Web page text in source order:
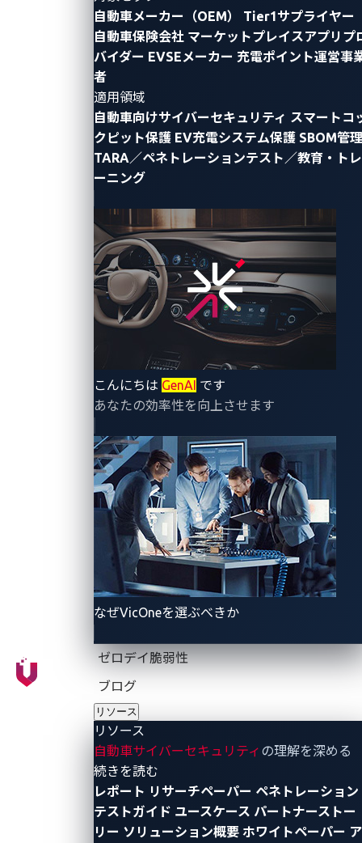
自動車メーカー（OEM）
Tier1サプライヤー
自動車保険会社 マーケットプレイスアプリプ
バイダー EVSEメーカー 充電ポイント運営事
者
適用領域
自動車向けサイバーセキュリティ スマートコ
クピット保護 EV充電システム保護 SBOM管理
TARA／ペネトレーションテスト／教育・トレ
ーニング
こんにちは GenAI です
あなたの効率性を向上させます
なぜVicOneを選ぶべきか
ゼロデイ脆弱性
ブログ
リソース
リソース
自動車サイバーセキュリティ の理解を深める
続きを読む
レポート リサーチペーパー ペネトレーション
テストガイド ユースケース パートナーストー
リー ソリューション概要 ホワイトペーパー ア
～主催の経済産業省から委託を受けたVicOneが三菱総
合研究所と開催、10月にアメリカで開催される本選に
出場する2チームが決定～
トレンドマイクロ株式会社（東京都新宿区、代表取締
役社長 (CEO) エバ・チェン）の子会社で、自動車向け
サイバーセキュリティ分野のリーディングカンパニー
であるVicOne株式会社（ヴィックワン、東京都新宿
区、最高経営責任者（CEO）マックス・チェン）と株
式会社三菱総合研究所は、経済産業省の委託を受け、
自動車サイバーセキュリティ人材の裾野拡大を目的と
した専門知識や技術力を競い合う自動車サイバーセキ
「Automotive CTF（オートモー
ティブ キャプチャー・ザ・フラッグ）Japan」の決
勝を9月13日(金) 9時より、ベルサール六本木にて開催